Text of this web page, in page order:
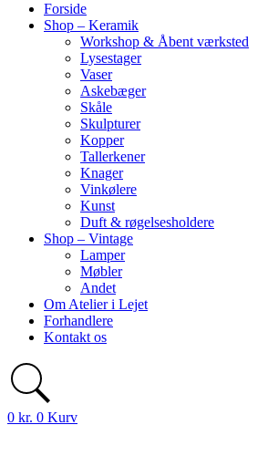
Forside
Shop – Keramik
Workshop & Åbent værksted
Lysestager
Vaser
Askebæger
Skåle
Skulpturer
Kopper
Tallerkener
Knager
Vinkølere
Kunst
Duft & røgelsesholdere
Shop – Vintage
Lamper
Møbler
Andet
Om Atelier i Lejet
Forhandlere
Kontakt os
0 kr. 0 Kurv